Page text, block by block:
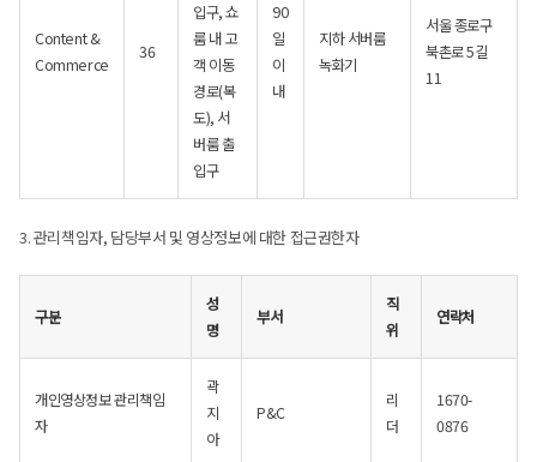
Content &
Commerce
36
입구, 쇼
룸 내 고
객 이동
경로(복
도), 서
버룸 출
입구
90
일
이
내
지하 서버룸
녹화기
서울 종로구
북촌로 5길
11
3. 관리책임자, 담당부서 및 영상정보에 대한 접근권한자
구분
성
명
부서
직
위
연락처
개인영상정보 관리책임
자
곽
지
아
P&C
리
더
1670-
0876